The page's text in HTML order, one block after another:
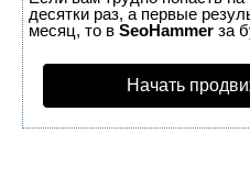
десятки раз, а первые
месяц, то в SeoHammer за
Начать